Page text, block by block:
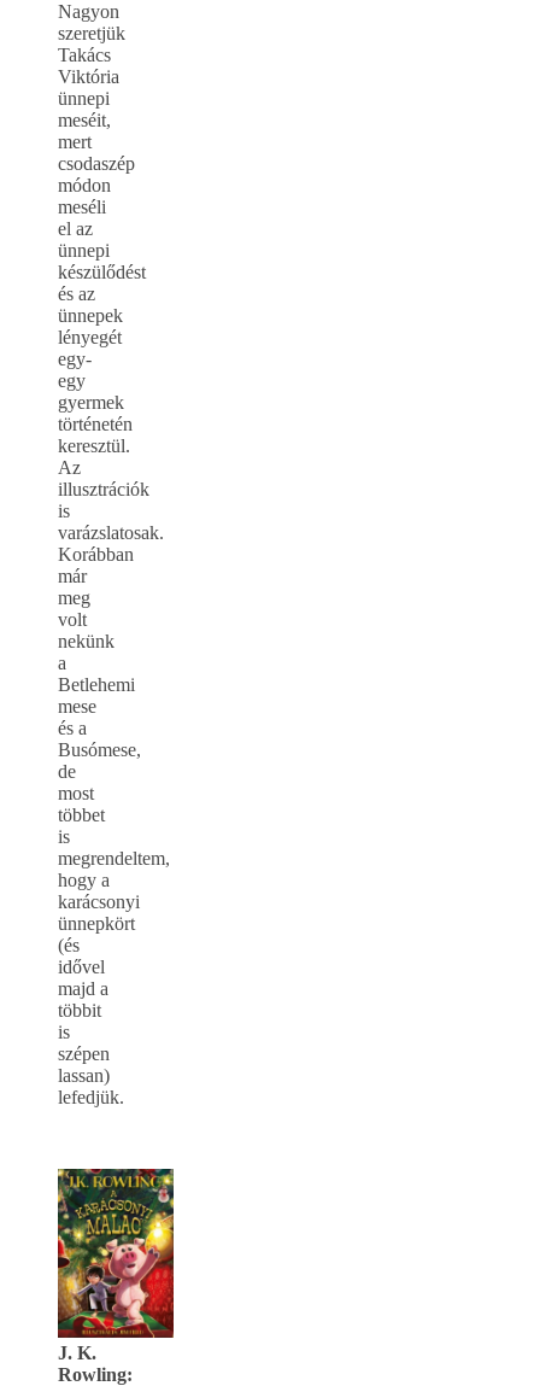
Nagyon
szeretjük
Takács
Viktória
ünnepi
meséit,
mert
csodaszép
módon
meséli
el az
ünnepi
készülődést
és az
ünnepek
lényegét
egy-
egy
gyermek
történetén
keresztül.
Az
illusztrációk
is
varázslatosak.
Korábban
már
meg
volt
nekünk
a
Betlehemi
mese
és a
Busómese,
de
most
többet
is
megrendeltem,
hogy a
karácsonyi
ünnepkört
(és
idővel
majd a
többit
is
szépen
lassan)
lefedjük.
J. K.
Rowling: